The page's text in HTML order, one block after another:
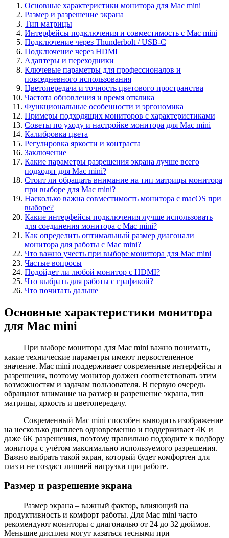
Основные характеристики монитора для Mac mini
Размер и разрешение экрана
Тип матрицы
Интерфейсы подключения и совместимость с Mac mini
Подключение через Thunderbolt / USB-C
Подключение через HDMI
Адаптеры и переходники
Ключевые параметры для профессионалов и
повседневного использования
Цветопередача и точность цветового пространства
Частота обновления и время отклика
Функциональные особенности и эргономика
Примеры подходящих мониторов с характеристиками
Советы по уходу и настройке монитора для Mac mini
Калибровка цвета
Регулировка яркости и контраста
Заключение
Какие параметры разрешения экрана лучше всего
подходят для Mac mini?
Стоит ли обращать внимание на тип матрицы монитора
при выборе для Mac mini?
Насколько важна совместимость монитора с macOS при
выборе?
Какие интерфейсы подключения лучше использовать
для соединения монитора с Mac mini?
Как определить оптимальный размер диагонали
монитора для работы с Mac mini?
Что важно учесть при выборе монитора для Mac mini
Частые вопросы
Подойдет ли любой монитор с HDMI?
Что выбрать для работы с графикой?
Что почитать дальше
Основные характеристики монитора
для Mac mini
При выборе монитора для Mac mini важно понимать,
какие технические параметры имеют первостепенное
значение. Mac mini поддерживает современные интерфейсы и
разрешения, поэтому монитор должен соответствовать этим
возможностям и задачам пользователя. В первую очередь
обращают внимание на размер и разрешение экрана, тип
матрицы, яркость и цветопередачу.
Современный Mac mini способен выводить изображение
на несколько дисплеев одновременно и поддерживает 4K и
даже 6K разрешения, поэтому правильно подходите к подбору
монитора с учётом максимально используемого разрешения.
Важно выбрать такой экран, который будет комфортен для
глаз и не создаст лишней нагрузки при работе.
Размер и разрешение экрана
Размер экрана – важный фактор, влияющий на
продуктивность и комфорт работы. Для Mac mini часто
рекомендуют мониторы с диагональю от 24 до 32 дюймов.
Меньшие дисплеи могут казаться тесными при